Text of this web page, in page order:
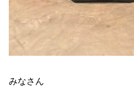
みなさん